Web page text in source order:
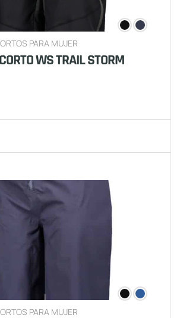
PARA MUJER
WS TRAIL STORM
PARA MUJER